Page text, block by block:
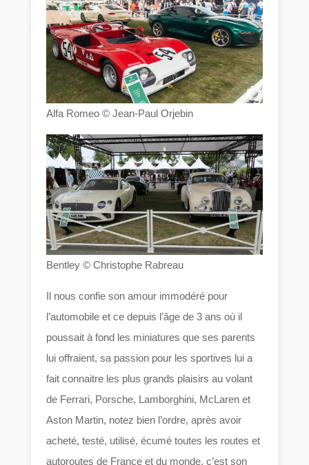
Alfa Romeo © Jean-Paul Orjebin
Bentley © Christophe Rabreau
Il nous confie son amour immodéré pour
l’automobile et ce depuis l’âge de 3 ans où il
poussait à fond les miniatures que ses parents
lui offraient, sa passion pour les sportives lui a
fait connaitre les plus grands plaisirs au volant
de Ferrari, Porsche, Lamborghini, McLaren et
Aston Martin, notez bien l’ordre, après avoir
acheté, testé, utilisé, écumé toutes les routes et
autoroutes de France et du monde, c’est son